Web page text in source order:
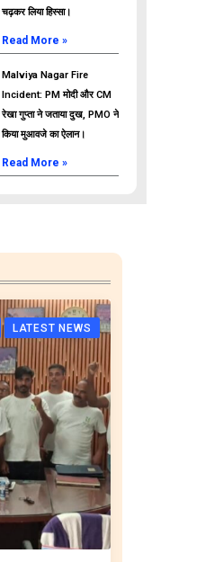
चढ़कर लिया हिस्सा।
Read More »
Malviya Nagar Fire
Incident: PM मोदी और CM
रेखा गुप्ता ने जताया दुख, PMO ने
किया मुआवजे का ऐलान।
Read More »
LATEST NEWS